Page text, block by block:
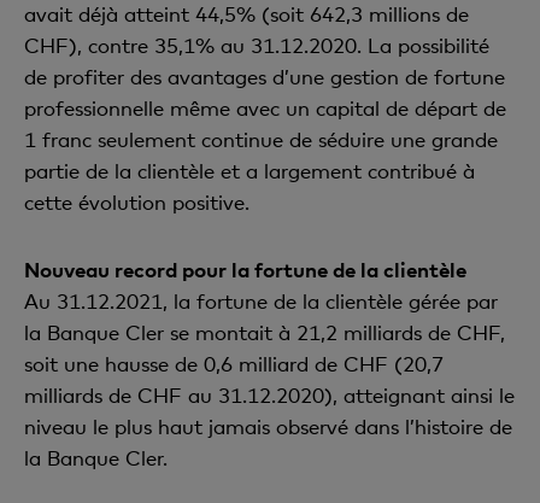
avait déjà atteint 44,5% (soit 642,3 millions de
CHF), contre 35,1% au 31.12.2020. La possibilité
de profiter des avantages d’une gestion de fortune
professionnelle même avec un capital de départ de
1 franc seulement continue de séduire une grande
partie de la clientèle et a largement contribué à
cette évolution positive.
Nouveau record pour la fortune de la clientèle
Au 31.12.2021, la fortune de la clientèle gérée par
la Banque Cler se montait à 21,2 milliards de CHF,
soit une hausse de 0,6 milliard de CHF (20,7
milliards de CHF au 31.12.2020), atteignant ainsi le
niveau le plus haut jamais observé dans l’histoire de
la Banque Cler.